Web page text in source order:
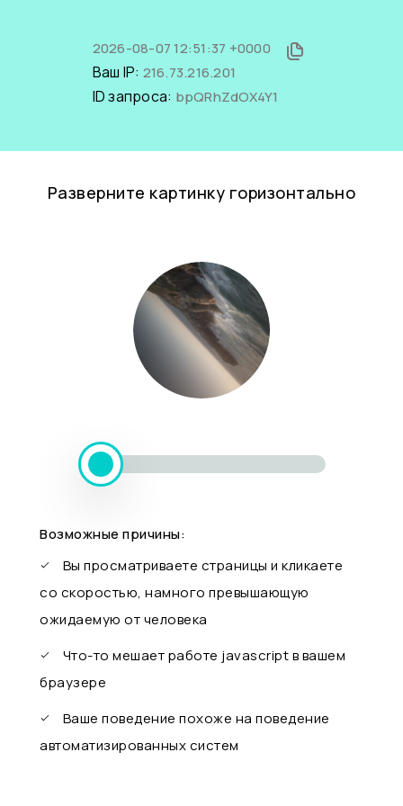
2026-08-07 12:51:37 +0000
Ваш IP: 216.73.216.201
ID запроса: bpQRhZdOX4Y1
Разверните картинку горизонтально
Возможные причины:
Вы просматриваете страницы и кликаете
со скоростью, намного превышающую
ожидаемую от человека
Что-то мешает работе javascript в вашем
браузере
Ваше поведение похоже на поведение
автоматизированных систем